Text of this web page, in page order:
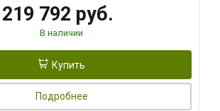
219 792 руб.
В наличии
Купить
Подробнее